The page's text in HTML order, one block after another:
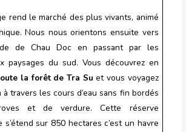
rend le marché des plus vivants, animé
Nous nous orientons ensuite vers
de Chau Doc en passant par les
paysages du sud. Vous découvrez en
la forêt de Tra Suet vous voyagez
à travers les cours d’eau sans fin bordés
et de verdure. Cette réserve
s’étend sur 850 hectares c’est un havre